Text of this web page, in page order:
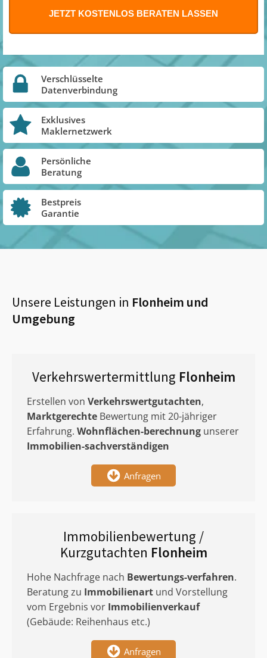
Verschlüsselte
Datenverbindung
Exklusives
Maklernetzwerk
Persönliche
Beratung
Bestpreis
Garantie
Unsere Leistungen in Flonheim und
Umgebung
Verkehrswertermittlung Flonheim
Erstellen von Verkehrswertgutachten,
Marktgerechte Bewertung mit 20-jähriger
Erfahrung. Wohnflächen-berechnung unserer
Immobilien-sachverständigen
Anfragen
Immobilienbewertung /
Kurzgutachten Flonheim
Hohe Nachfrage nach Bewertungs-verfahren.
Beratung zu Immobilienart und Vorstellung
vom Ergebnis vor Immobilienverkauf
(Gebäude: Reihenhaus etc.)
Anfragen